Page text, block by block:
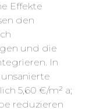
Effekte
den
und die
In
5,60 €/m² a;
reduzieren